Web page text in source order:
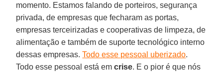
momento. Estamos falando de porteiros, segurança
privada, de empresas que fecharam as portas,
empresas terceirizadas e cooperativas de limpeza, de
alimentação e também de suporte tecnológico interno
dessas empresas.Todo esse pessoal uberizado.
Todo esse pessoal está emcrise. E o pior é que nós